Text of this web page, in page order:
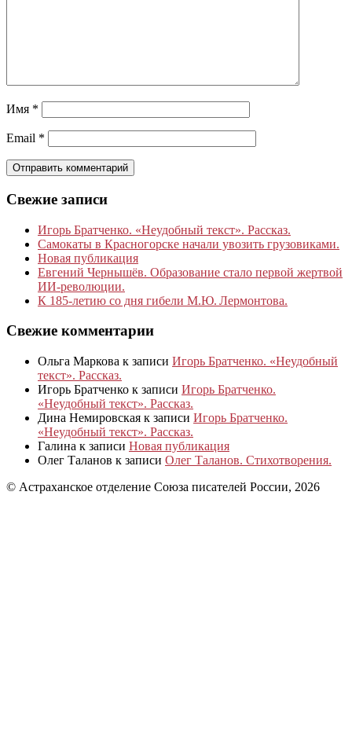
Имя *
Email *
Свежие записи
Игорь Братченко. «Неудобный текст». Рассказ.
Самокаты в Красногорске начали увозить грузовиками.
Новая публикация
Евгений Чернышёв. Образование стало первой жертвой
ИИ-революции.
К 185‑летию со дня гибели М.Ю. Лермонтова.
Свежие комментарии
Ольга Маркова к записи Игорь Братченко. «Неудобный
текст». Рассказ.
Игорь Братченко к записи Игорь Братченко.
«Неудобный текст». Рассказ.
Дина Немировская к записи Игорь Братченко.
«Неудобный текст». Рассказ.
Галина к записи Новая публикация
Олег Таланов к записи Олег Таланов. Стихотворения.
© Астраханское отделение Союза писателей России, 2026